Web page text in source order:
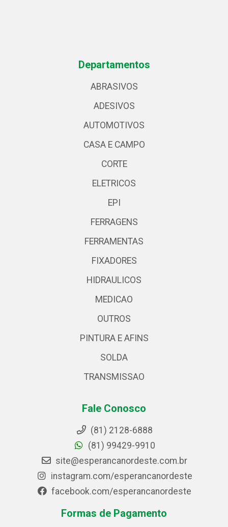
Departamentos
ABRASIVOS
ADESIVOS
AUTOMOTIVOS
CASA E CAMPO
CORTE
ELETRICOS
EPI
FERRAGENS
FERRAMENTAS
FIXADORES
HIDRAULICOS
MEDICAO
OUTROS
PINTURA E AFINS
SOLDA
TRANSMISSAO
Fale Conosco
(81) 2128-6888
(81) 99429-9910
site@esperancanordeste.com.br
instagram.com/esperancanordeste
facebook.com/esperancanordeste
Formas de Pagamento